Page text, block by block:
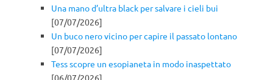
Una mano d’ultra black per salvare i cieli bui
[07/07/2026]
Un buco nero vicino per capire il passato lontano
[07/07/2026]
Tess scopre un esopianeta in modo inaspettato
[06/07/2026]